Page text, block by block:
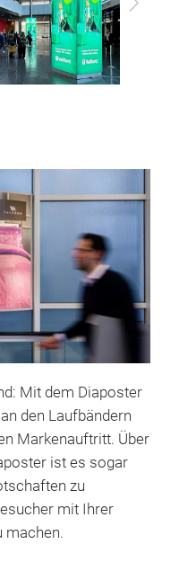
Mit dem Diaposter
den Laufbändern
Markenauftritt. Über
ist es sogar
zu
mit Ihrer
machen.